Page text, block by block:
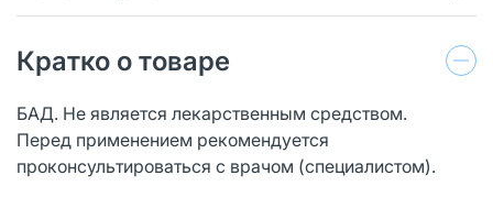
Кратко о товаре
БАД. Не является лекарственным средством.
Перед применением рекомендуется
проконсультироваться с врачом (специалистом).